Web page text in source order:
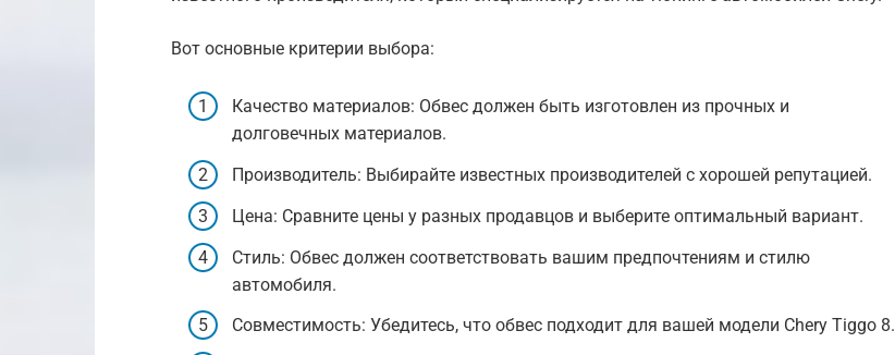
Вот основные критерии выбора:
Качество материалов: Обвес должен быть изготовлен из прочных и
долговечных материалов.
Производитель: Выбирайте известных производителей с хорошей репутацией.
Цена: Сравните цены у разных продавцов и выберите оптимальный вариант.
Стиль: Обвес должен соответствовать вашим предпочтениям и стилю
автомобиля.
Совместимость: Убедитесь, что обвес подходит для вашей модели Chery Tiggo 8.